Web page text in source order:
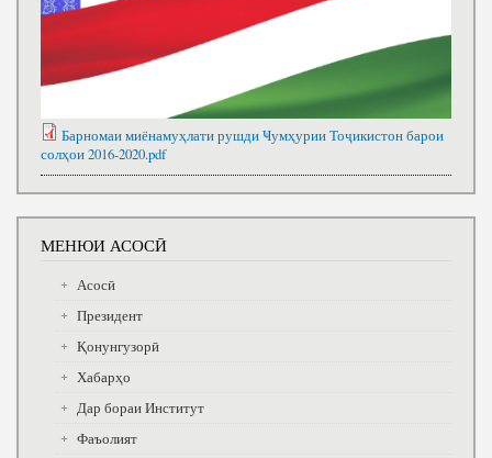
Барномаи миёнамуҳлати рушди Ҹумҳурии Тоҷикистон барои
солҳои 2016-2020.pdf
МЕНЮИ АСОСӢ
Асосӣ
Президент
Қонунгузорӣ
Хабарҳо
Дар бораи Институт
Фаъолият